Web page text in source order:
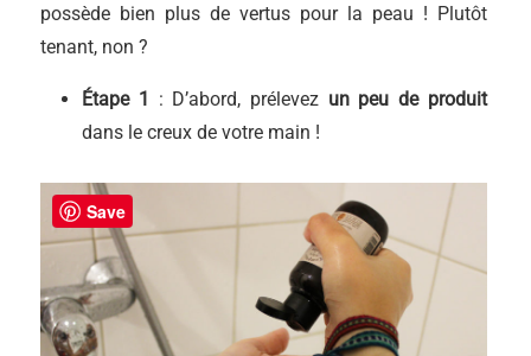
possède bien plus de vertus pour la peau ! Plutôt
tenant, non ?
Étape 1 : D’abord, prélevez un peu de produit
dans le creux de votre main !
Save